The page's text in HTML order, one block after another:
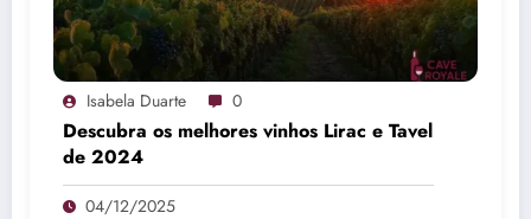
Isabela Duarte 0
Descubra os melhores vinhos Lirac e Tavel
de 2024
04/12/2025